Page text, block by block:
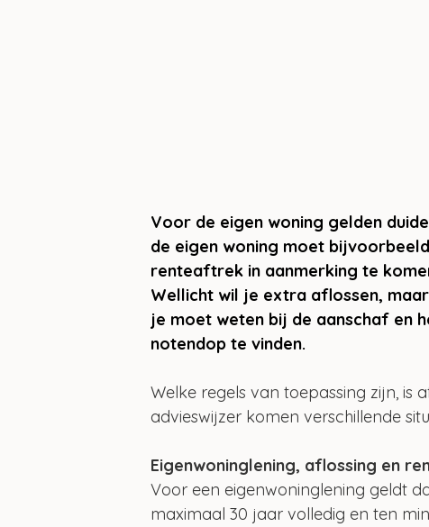
Voor de eigen woning gelden
de eigen woning moet
renteaftrek in aanmerking te
Wellicht wil je extra aflossen,
je moet weten bij de aanschaf en
notendop te vinden.
Welke regels van toepassing zijn, is
advieswijzer komen verschillende
Eigenwoninglening, aflossing en
Voor een eigenwoninglening geldt
maximaal 30 jaar volledig en ten